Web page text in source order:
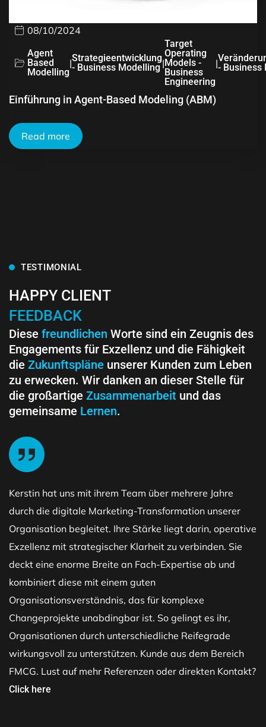
08/10/2024
Agent
Based
Modelling
|Strategieentwicklung
- Business Modelling |
Target
Operating
Models -
Business
Engineering
|- Business
Einführung in Agent-Based Modeling (ABM)
Read more
TESTIMONIAL
HAPPY CLIENT
FEEDBACK
Diese freundlichen Worte sind ein Zeugnis des
Engagements für Exzellenz und die Fähigkeit
die Zukunftspläne unserer Kunden zum Leben
zu erwecken. Wir danken an dieser Stelle für
die großartige Zusammenarbeit und das
gemeinsame Lernen.
Kerstin hat uns mit ihrem Team über mehrere Jahre
durch die digitale Marketing-Transformation unserer
Organisation begleitet. Ihre Stärke liegt darin, operative
Exzellenz mit strategischer Klarheit zu verbinden. Sie
deckt eine enorme Breite an Fach-Expertise ab und
kombiniert diese mit einem guten
Organisationsverständnis, das für komplexe
Changeprojekte unabdingbar ist. So gelingt es ihr,
Organisationen durch unterschiedliche Reifegrade
wirkungsvoll zu unterstützen. Kunde aus dem Bereich
FMCG. Lust auf mehr Referenzen oder direkten Kontakt?
Click here